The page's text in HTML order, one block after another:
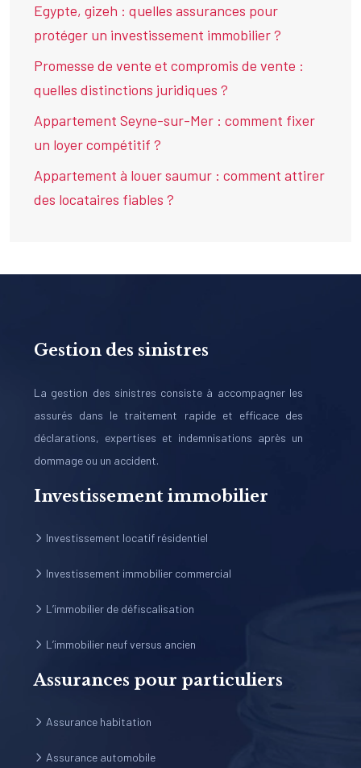
Egypte, gizeh : quelles assurances pour
protéger un investissement immobilier ?
Promesse de vente et compromis de vente :
quelles distinctions juridiques ?
Appartement Seyne-sur-Mer : comment fixer
un loyer compétitif ?
Appartement à louer saumur : comment attirer
des locataires fiables ?
Gestion des sinistres
La gestion des sinistres consiste à accompagner les
assurés dans le traitement rapide et efficace des
déclarations, expertises et indemnisations après un
dommage ou un accident.
Investissement immobilier
Investissement locatif résidentiel
Investissement immobilier commercial
L’immobilier de défiscalisation
L’immobilier neuf versus ancien
Assurances pour particuliers
Assurance habitation
Assurance automobile